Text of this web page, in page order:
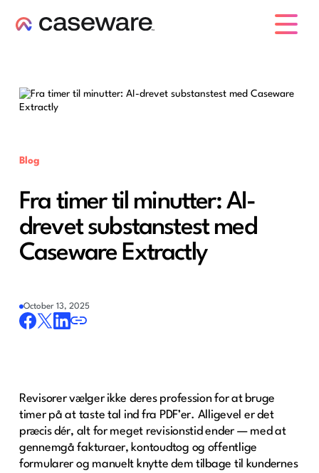
Blog
Fra timer til minutter: AI-
drevet substans­test med
Caseware Extractly
October 13, 2025
Revisorer vælger ikke deres profession for at bruge
timer på at taste tal ind fra PDF’er. Alligevel er det
præcis dér, alt for meget revisionstid ender — med at
gennemgå fakturaer, kontoudtog og offentlige
formularer og manuelt knytte dem tilbage til kundernes